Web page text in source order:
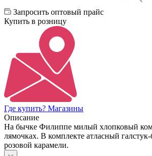
Запросить оптовый прайс
Купить в розницу
Где купить? Магазины
Описание
На бычке Филиппе милый хлопковый
лямочках. В комплекте атласный галстук-
розовой карамели.